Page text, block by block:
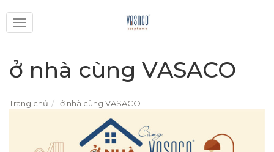
Toggle
navigation
ở nhà cùng VASACO
Trang chủ ở nhà cùng VASACO